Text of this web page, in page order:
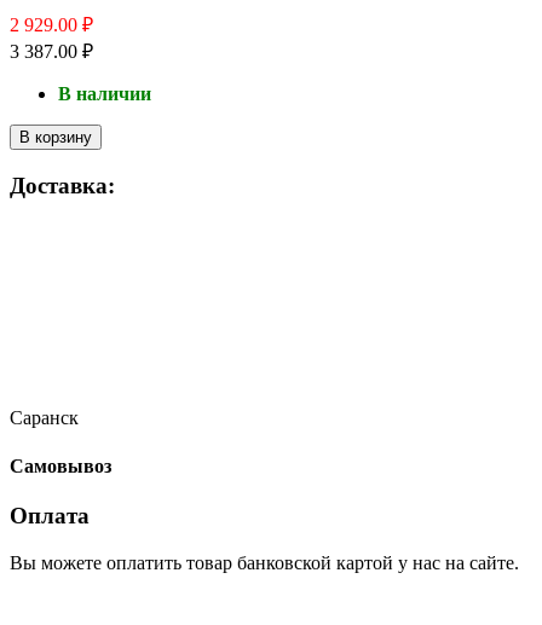
2 929.00 ₽
3 387.00 ₽
В наличии
В корзину
Доставка:
Саранск
Самовывоз
Оплата
Вы можете оплатить товар банковской картой у нас на сайте.